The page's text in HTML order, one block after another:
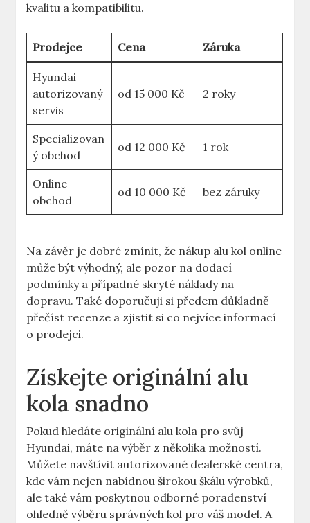
kvalitu a kompatibilitu.
Prodejce Cena Záruka
Hyundai
autorizovaný
servis
od 15 000 Kč 2 roky
Specializovan
ý obchod
od 12 000 Kč 1 rok
Online
obchod
od 10 000 Kč bez záruky
Na závěr je dobré zmínit, že nákup alu kol online
může být výhodný, ale pozor na dodací
podmínky a případné skryté náklady na
dopravu. Také doporučuji si předem důkladně
přečíst recenze a zjistit si co nejvíce informací
o prodejci.
Získejte originální alu
kola snadno
Pokud hledáte originální alu kola pro svůj
Hyundai, máte na výběr z několika možností.
Můžete navštívit autorizované dealerské centra,
kde vám nejen nabídnou širokou škálu výrobků,
ale také vám poskytnou odborné poradenství
ohledně výběru správných kol pro váš model. A